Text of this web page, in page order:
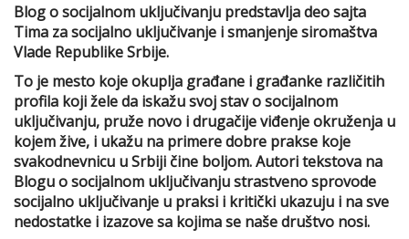
Blog o socijalnom uključivanju predstavlja deo sajta
Tima za socijalno uključivanje i smanjenje siromaštva
Vlade Republike Srbije.
To je mesto koje okuplja građane i građanke različitih
profila koji žele da iskažu svoj stav o socijalnom
uključivanju, pruže novo i drugačije viđenje okruženja u
kojem žive, i ukažu na primere dobre prakse koje
svakodnevnicu u Srbiji čine boljom. Autori tekstova na
Blogu o socijalnom uključivanju strastveno sprovode
socijalno uključivanje u praksi i kritički ukazuju i na sve
nedostatke i izazove sa kojima se naše društvo nosi.